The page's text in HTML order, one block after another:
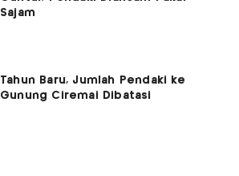
Sajam
Tahun Baru, Jumlah Pendaki ke
Gunung Ciremai Dibatasi